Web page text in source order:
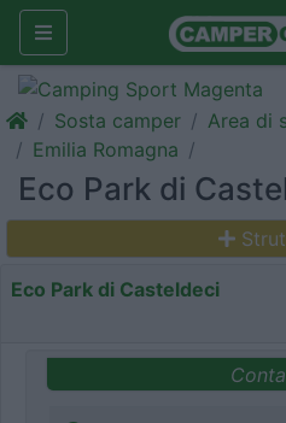
Sosta camper Area di
Emilia Romagna
Eco Park di
Eco Park di Casteldeci